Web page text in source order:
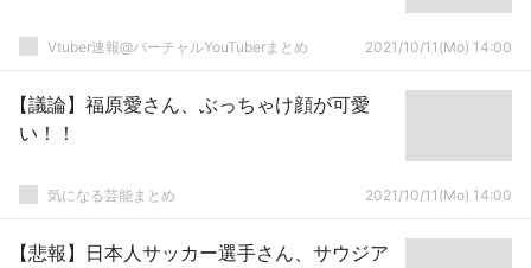
Vtuber速報@バーチャルYouTuberまとめ 2021/10/11(Mo) 14:00
【議論】福原愛さん、ぶっちゃけ顔が可愛
い！！
気になる芸能まとめ 2021/10/11(Mo) 14:00
【悲報】日本人サッカー選手さん、サウジア